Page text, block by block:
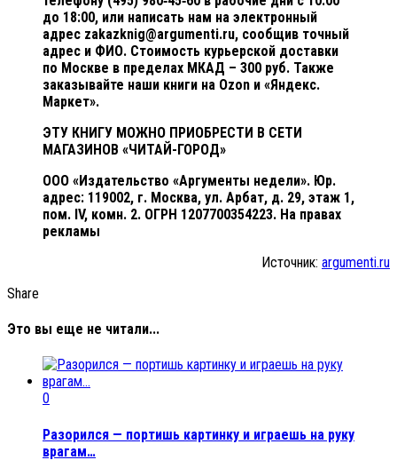
до 18:00, или написать нам на электронный
адрес zakazknig@argumenti.ru, сообщив точный
адрес и ФИО. Стоимость курьерской доставки
по Москве в пределах МКАД – 300 руб. Также
заказывайте наши книги на Ozon и «Яндекс.
Маркет».
ЭТУ КНИГУ МОЖНО ПРИОБРЕСТИ В СЕТИ
МАГАЗИНОВ «ЧИТАЙ-ГОРОД»
ООО «Издательство «Аргументы недели». Юр.
адрес: 119002, г. Москва, ул. Арбат, д. 29, этаж 1,
пом. IV, комн. 2. ОГРН 1207700354223. На правах
рекламы
Источник: argumenti.ru
Share
Это вы еще не читали...
0
Разорился — портишь картинку и играешь на руку
врагам…